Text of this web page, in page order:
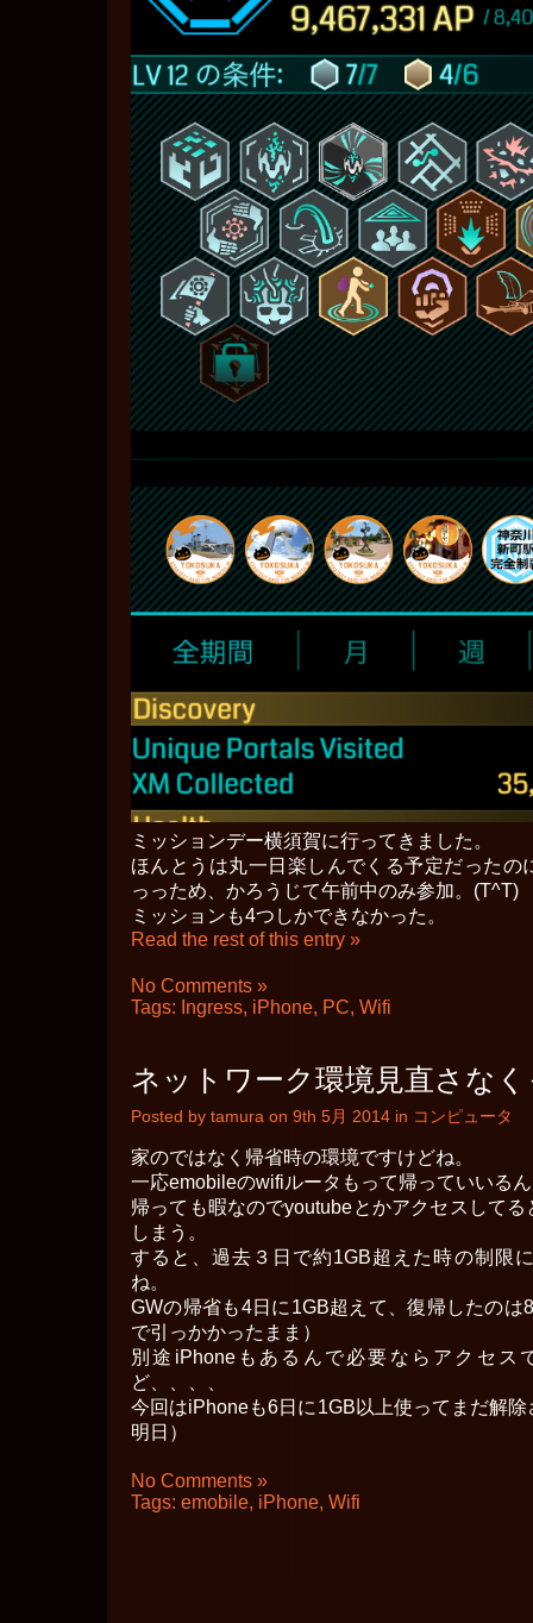
ミッションデー横須賀に行ってきました。
ほんとうは丸一日楽しんでくる予定だったの
っっため、かろうじて午前中のみ参加。(T^T)
ミッションも4つしかできなかった。
Read the rest of this entry »
No Comments »
Tags: Ingress, iPhone, PC, Wifi
ネットワーク環境見直さな
Posted by tamura on 9th 5月 2014 in コンピュータ
家のではなく帰省時の環境ですけどね。
一応emobileのwifiルータもって帰っていいる
帰っても暇なのでyoutubeとかアクセスして
しまう。
すると、過去３日で約1GB超えた時の制限
ね。
GWの帰省も4日に1GB超えて、復帰したのは
で引っかかったまま）
別途iPhoneもあるんで必要ならアクセス
ど、、、、
今回はiPhoneも6日に1GB以上使ってまだ解
明日）
No Comments »
Tags: emobile, iPhone, Wifi